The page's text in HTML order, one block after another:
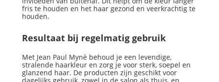
fris te houden en het haar gezond en veerkrachtig te
houden.
Resultaat bij regelmatig gebruik
Met Jean Paul Mynè behoud je een levendige,
stralende haarkleur en zorg je voor sterk, soepel en
glanzend haar. De producten zijn geschikt voor